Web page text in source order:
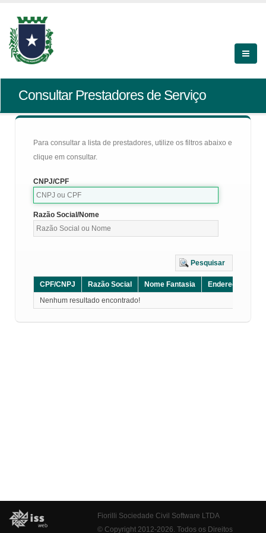
Consultar Prestadores de Serviço
Para consultar a lista de prestadores, utilize os filtros abaixo e
clique em consultar.
CNPJ/CPF
Razão Social/Nome
Pesquisar
CPF/CNPJ Razão Social Nome Fantasia Endereço
Nenhum resultado encontrado!
Fiorilli Sociedade Civil Software LTDA
© Copyright 2012-2026. Todos os Direitos